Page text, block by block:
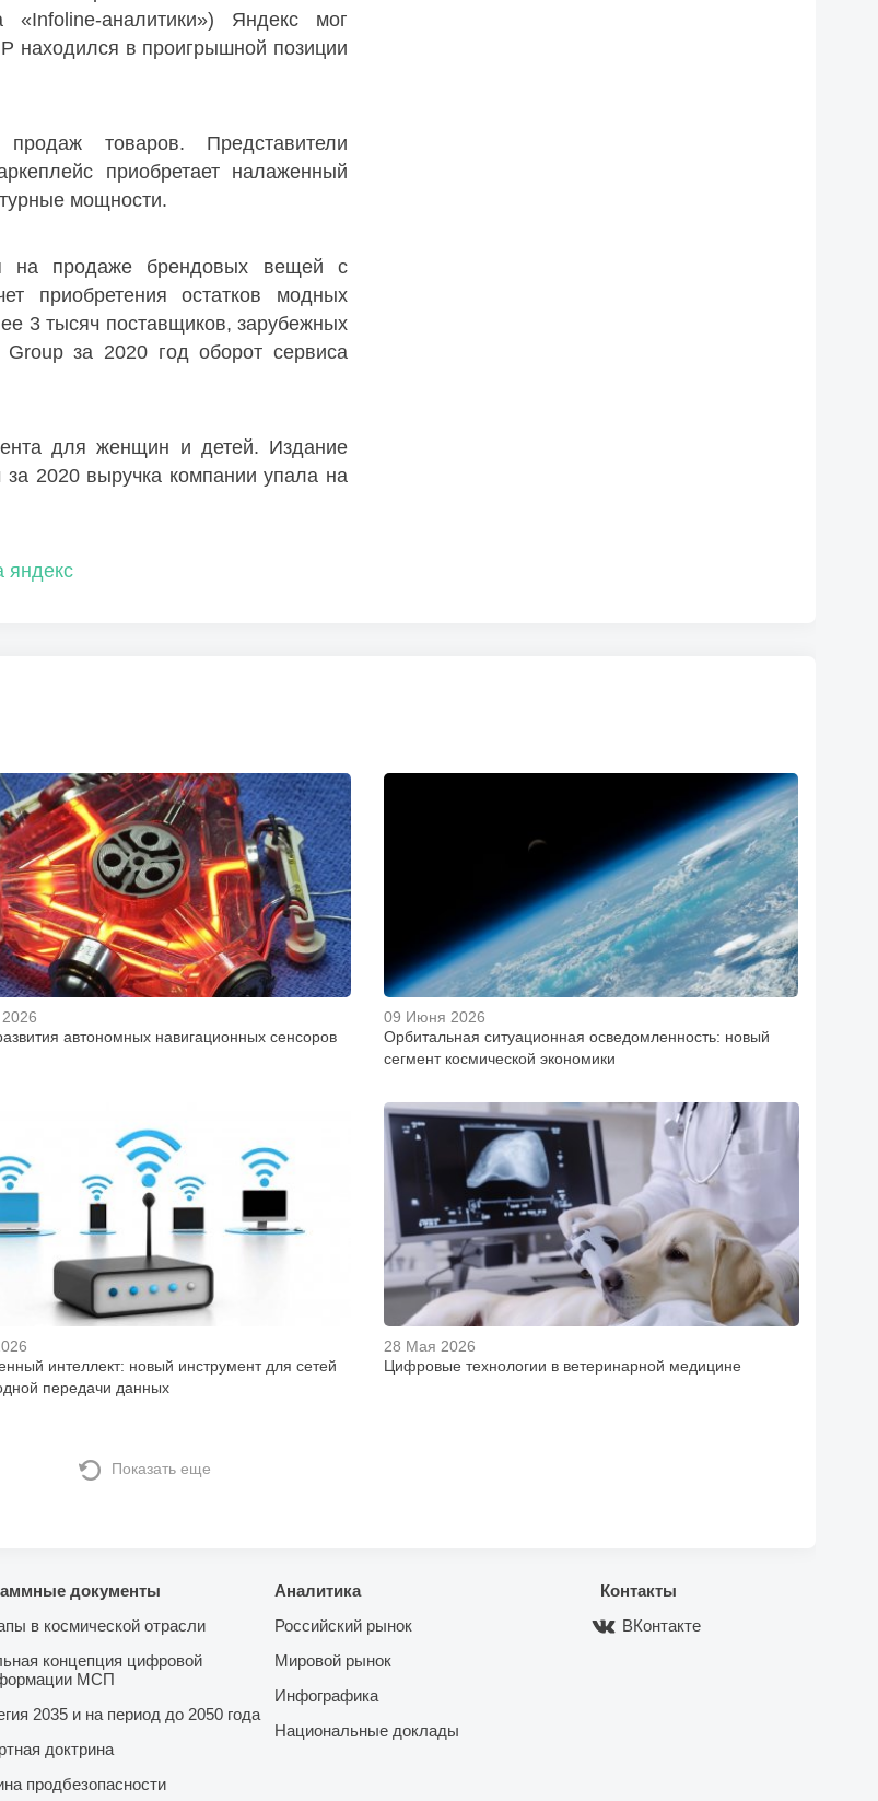
аналитики») Яндекс мог
находился в проигрышной позиции
товаров. Представители
приобретает налаженный
мощности.
на продаже брендовых вещей с
приобретения остатков модных
3 тысяч поставщиков, зарубежных
за 2020 год оборот сервиса
для женщин и детей. Издание
2020 выручка компании упала на
яндекс
автономных навигационных сенсоров
09 Июня 2026
Орбитальная ситуационная осведомленность: новый
сегмент космической экономики
интеллект: новый инструмент для сетей
передачи данных
28 Мая 2026
Цифровые технологии в ветеринарной медицине
Показать еще
документы
в космической отрасли
концепция цифровой
МСП
2035 и на период до 2050 года
доктрина
продбезопасности
Аналитика
Российский рынок
Мировой рынок
Инфографика
Национальные доклады
Контакты
ВКонтакте